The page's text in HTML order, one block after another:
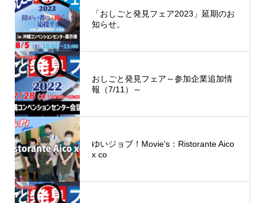
「おしごと発見フェア2023」延期のお
知らせ。
おしごと発見フェア～参加企業追加情
報（7/11）～
ゆいジョブ！Movie’s：Ristorante Aico
x co